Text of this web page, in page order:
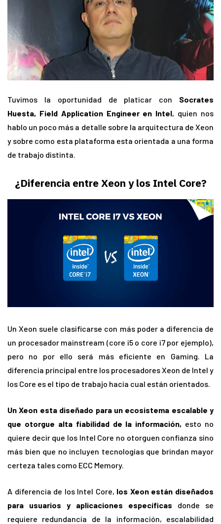
Tuvimos la oportunidad de platicar con Socrates
Huesta, Field Application Engineer en Intel, quien nos
hablo un poco más a detalle sobre la arquitectura de Xeon
y sobre como esta plataforma esta orientada a una forma
de trabajo distinta.
¿Diferencia entre Xeon y los Intel Core?
Un Xeon suele clasificarse con más poder a diferencia de
un procesador mainstream (core i5 o core i7 por ejemplo),
pero no por ello será más eficiente en Gaming. La
diferencia principal entre los procesadores Xeon de Intel y
los Core es el tipo de trabajo hacia cual están orientados.
Un Xeon esta diseñado para un ecosistema escalable y
que otorgue alta fiabilidad de la información, esto no
quiere decir que los Intel Core no otorguen confianza sino
más bien que no incluyen tecnologías que brindan mayor
certeza tales como ECC Memory.
A diferencia de los Intel Core, los Xeon están diseñados
para usuarios y aplicaciones específicas donde se
requiere redundancia de la información, escalabilidad